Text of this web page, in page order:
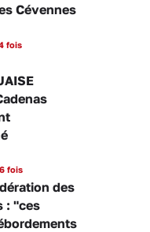
Cévennes
fois
fois
des
: "ces